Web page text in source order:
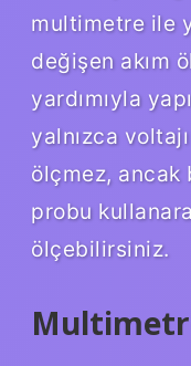
multimetre ile
değişen akım
yardımıyla
yalnızca
ölçmez, ancak
probu
ölçebilirsiniz.